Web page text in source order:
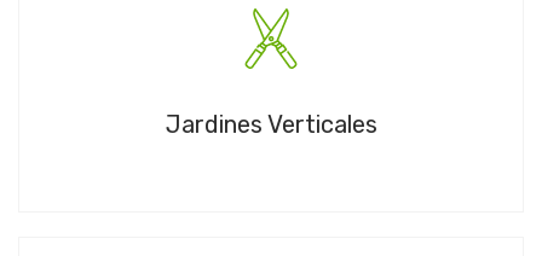
Jardines Verticales